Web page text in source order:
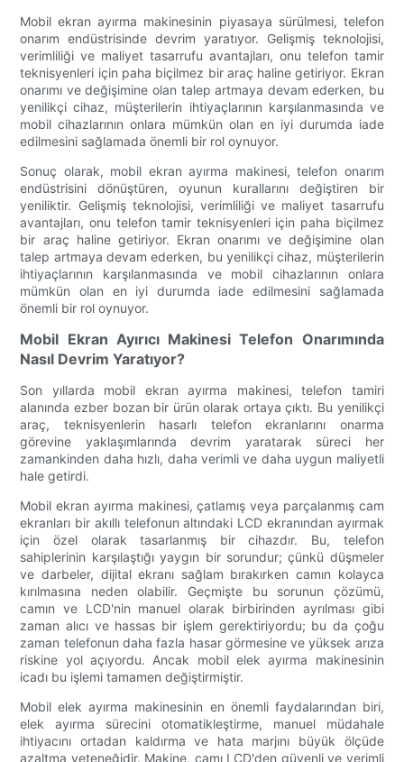
Mobil ekran ayırma makinesinin piyasaya sürülmesi, telefon
onarım endüstrisinde devrim yaratıyor. Gelişmiş teknolojisi,
verimliliği ve maliyet tasarrufu avantajları, onu telefon tamir
teknisyenleri için paha biçilmez bir araç haline getiriyor. Ekran
onarımı ve değişimine olan talep artmaya devam ederken, bu
yenilikçi cihaz, müşterilerin ihtiyaçlarının karşılanmasında ve
mobil cihazlarının onlara mümkün olan en iyi durumda iade
edilmesini sağlamada önemli bir rol oynuyor.
Sonuç olarak, mobil ekran ayırma makinesi, telefon onarım
endüstrisini dönüştüren, oyunun kurallarını değiştiren bir
yeniliktir. Gelişmiş teknolojisi, verimliliği ve maliyet tasarrufu
avantajları, onu telefon tamir teknisyenleri için paha biçilmez
bir araç haline getiriyor. Ekran onarımı ve değişimine olan
talep artmaya devam ederken, bu yenilikçi cihaz, müşterilerin
ihtiyaçlarının karşılanmasında ve mobil cihazlarının onlara
mümkün olan en iyi durumda iade edilmesini sağlamada
önemli bir rol oynuyor.
Mobil Ekran Ayırıcı Makinesi Telefon Onarımında
Nasıl Devrim Yaratıyor?
Son yıllarda mobil ekran ayırma makinesi, telefon tamiri
alanında ezber bozan bir ürün olarak ortaya çıktı. Bu yenilikçi
araç, teknisyenlerin hasarlı telefon ekranlarını onarma
görevine yaklaşımlarında devrim yaratarak süreci her
zamankinden daha hızlı, daha verimli ve daha uygun maliyetli
hale getirdi.
Mobil ekran ayırma makinesi, çatlamış veya parçalanmış cam
ekranları bir akıllı telefonun altındaki LCD ekranından ayırmak
için özel olarak tasarlanmış bir cihazdır. Bu, telefon
sahiplerinin karşılaştığı yaygın bir sorundur; çünkü düşmeler
ve darbeler, dijital ekranı sağlam bırakırken camın kolayca
kırılmasına neden olabilir. Geçmişte bu sorunun çözümü,
camın ve LCD'nin manuel olarak birbirinden ayrılması gibi
zaman alıcı ve hassas bir işlem gerektiriyordu; bu da çoğu
zaman telefonun daha fazla hasar görmesine ve yüksek arıza
riskine yol açıyordu. Ancak mobil elek ayırma makinesinin
icadı bu işlemi tamamen değiştirmiştir.
Mobil elek ayırma makinesinin en önemli faydalarından biri,
elek ayırma sürecini otomatikleştirme, manuel müdahale
ihtiyacını ortadan kaldırma ve hata marjını büyük ölçüde
azaltma yeteneğidir. Makine, camı LCD'den güvenli ve verimli